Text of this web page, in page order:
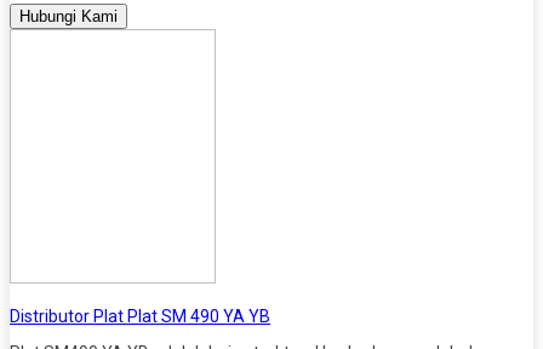
Hubungi Kami
Distributor Plat Plat SM 490 YA YB